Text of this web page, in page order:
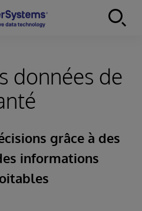
données de
grâce à des
informations